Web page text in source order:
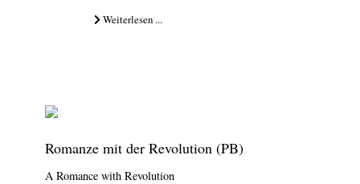
Weiterlesen ...
Romanze mit der Revolution (PB)
A Romance with Revolution